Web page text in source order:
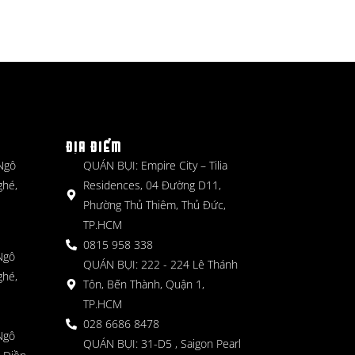
ĐỊA ĐIỂM
QUÁN BỤI: Empire City – Tilia
Residences, 04 Đường D11,
Phường Thủ Thiêm, Thủ Đức,
TP.HCM
0815 958 338
QUÁN BỤI: 222 - 224 Lê Thánh
Tôn, Bến Thành, Quận 1,
TP.HCM
028 6686 8478
QUÁN BỤI: 31-D5 , Saigon Pearl